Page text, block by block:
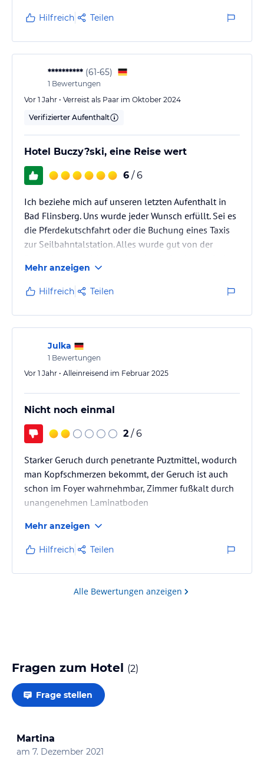
Hilfreich Teilen
********** (61-65)
1 Bewertungen
Vor 1 Jahr • Verreist als Paar im Oktober 2024
Verifizierter Aufenthalt
Hotel Buczy?ski, eine Reise wert
6 / 6
Ich beziehe mich auf unseren letzten Aufenthalt in
Bad Flinsberg. Uns wurde jeder Wunsch erfüllt. Sei es
die Pferdekutschfahrt oder die Buchung eines Taxis
zur Seilbahntalstation. Alles wurde gut von der
Taxi ein kleines Problem gab. Alle Mitarbeiter
sprachen für uns DEUTSCH, wir hatten Halbpension
gebucht, das Büfett war stets ein Traum. Das Zimmer
war für mich behindertengerecht mit ebenerdiger
Dusche, einem großen, bequemen Bett, ein Balkon
mit herrlicher…
Mehr anzeigen
Hilfreich Teilen
Julka
1 Bewertungen
Vor 1 Jahr • Alleinreisend im Februar 2025
Nicht noch einmal
2 / 6
Starker Geruch durch penetrante Puztmittel, wodurch
man Kopfschmerzen bekommt, der Geruch ist auch
schon im Foyer wahrnehmbar, Zimmer fußkalt durch
unangenehmen Laminatboden
Mehr anzeigen
Hilfreich Teilen
Alle Bewertungen anzeigen
Fragen zum Hotel (2)
Frage stellen
Martina
am 7. Dezember 2021